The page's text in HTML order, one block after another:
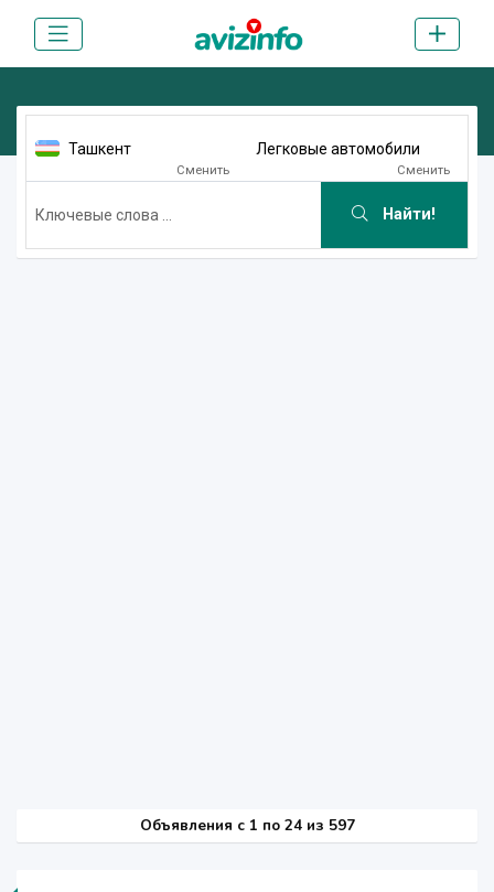
Ташкент
Сменить
Легковые автомобили
Сменить
Найти!
Объявления c 1 по 24 из 597